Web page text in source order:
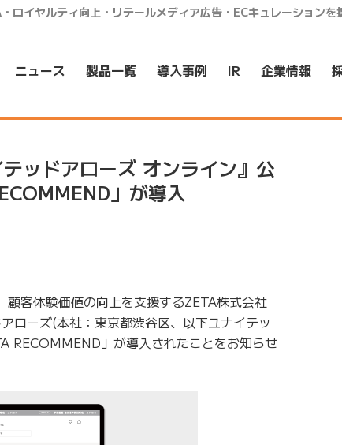
イヤルティ向上・リテールメディア広告・ECキュレーションを
ニュース 製品一覧 導入事例 IR 企業情報
ッドアローズ オンライン』公
」が導入
顧客体験価値の向上を支援するZETA株式会社
ローズ(本社：東京都渋谷区、以下ユナイテッ
RECOMMEND」が導入されたことをお知らせ